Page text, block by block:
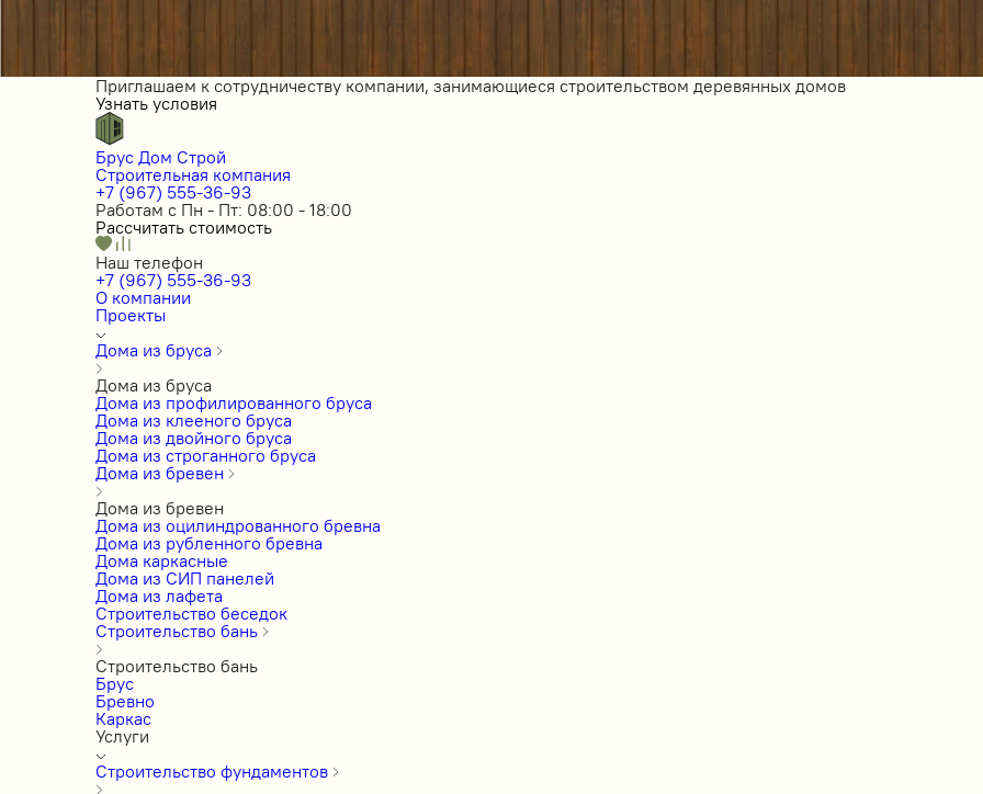
Приглашаем к сотрудничеству компании, занимающиеся строительством деревянных домов
Узнать условия
Брус Дом Строй
Строительная компания
+7 (967) 555-36-93
Работам с Пн - Пт: 08:00 - 18:00
Рассчитать стоимость
Наш телефон
+7 (967) 555-36-93
О компании
Проекты
Дома из бруса
Дома из бруса
Дома из профилированного бруса
Дома из клееного бруса
Дома из двойного бруса
Дома из строганного бруса
Дома из бревен
Дома из бревен
Дома из оцилиндрованного бревна
Дома из рубленного бревна
Дома каркасные
Дома из СИП панелей
Дома из лафета
Строительство беседок
Строительство бань
Строительство бань
Брус
Бревно
Каркас
Услуги
Строительство фундаментов